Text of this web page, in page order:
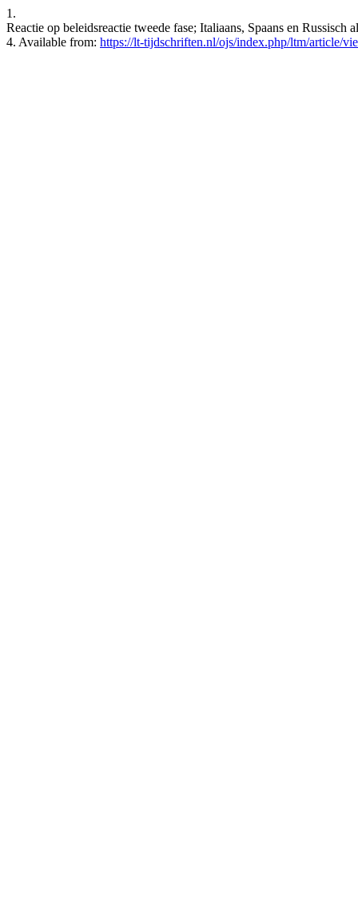
1.
Reactie op beleidsreactie tweede fase; Italiaans, Spaans en
4. Available from: https://lt-tijdschriften.nl/ojs/index.php/ltm/article/